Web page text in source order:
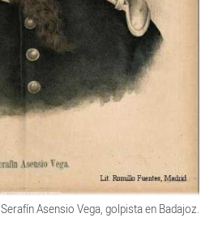
Serafín Asensio Vega, golpista en Badajoz.